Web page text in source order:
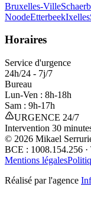
Bruxelles-Ville
NoodeEtterbeekIxelles
Horaires
Service d'urgence
24h/24 - 7j/7
Bureau
Lun-Ven : 8h-18h
Sam : 9h-17h
URGENCE 24/7
Intervention 30
© 2026 Mikael
BCE : 1008.154.256
Mentions légales
Réalisé par l'agence